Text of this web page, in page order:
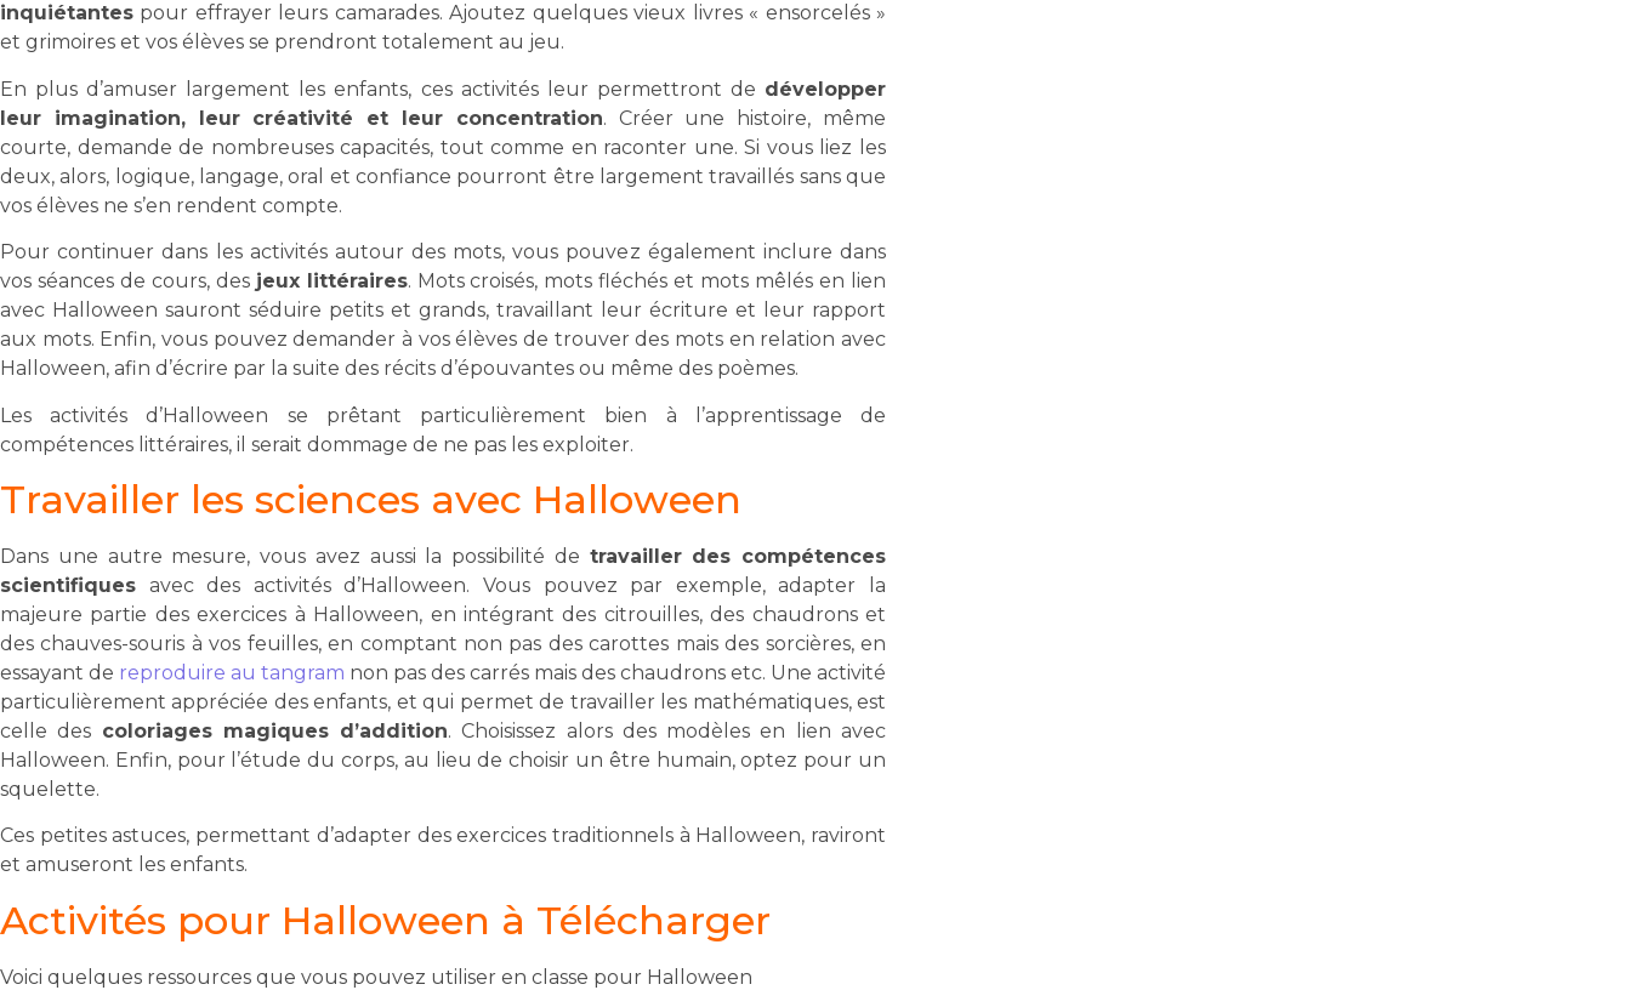
inquiétantes pour effrayer leurs camarades. Ajoutez quelques vieux livres « ensorcelés »
et grimoires et vos élèves se prendront totalement au jeu.
En plus d’amuser largement les enfants, ces activités leur permettront de développer
leur imagination, leur créativité et leur concentration. Créer une histoire, même
courte, demande de nombreuses capacités, tout comme en raconter une. Si vous liez les
deux, alors, logique, langage, oral et confiance pourront être largement travaillés sans que
vos élèves ne s’en rendent compte.
Pour continuer dans les activités autour des mots, vous pouvez également inclure dans
vos séances de cours, des jeux littéraires. Mots croisés, mots fléchés et mots mêlés en lien
avec Halloween sauront séduire petits et grands, travaillant leur écriture et leur rapport
aux mots. Enfin, vous pouvez demander à vos élèves de trouver des mots en relation avec
Halloween, afin d’écrire par la suite des récits d’épouvantes ou même des poèmes.
Les activités d’Halloween se prêtant particulièrement bien à l’apprentissage de
compétences littéraires, il serait dommage de ne pas les exploiter.
Travailler les sciences avec Halloween
Dans une autre mesure, vous avez aussi la possibilité de travailler des compétences
scientifiques avec des activités d’Halloween. Vous pouvez par exemple, adapter la
majeure partie des exercices à Halloween, en intégrant des citrouilles, des chaudrons et
des chauves-souris à vos feuilles, en comptant non pas des carottes mais des sorcières, en
essayant de reproduire au tangram non pas des carrés mais des chaudrons etc. Une activité
particulièrement appréciée des enfants, et qui permet de travailler les mathématiques, est
celle des coloriages magiques d’addition. Choisissez alors des modèles en lien avec
Halloween. Enfin, pour l’étude du corps, au lieu de choisir un être humain, optez pour un
squelette.
Ces petites astuces, permettant d’adapter des exercices traditionnels à Halloween, raviront
et amuseront les enfants.
Activités pour Halloween à Télécharger
Voici quelques ressources que vous pouvez utiliser en classe pour Halloween